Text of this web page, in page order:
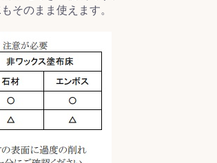
そのまま使えます。